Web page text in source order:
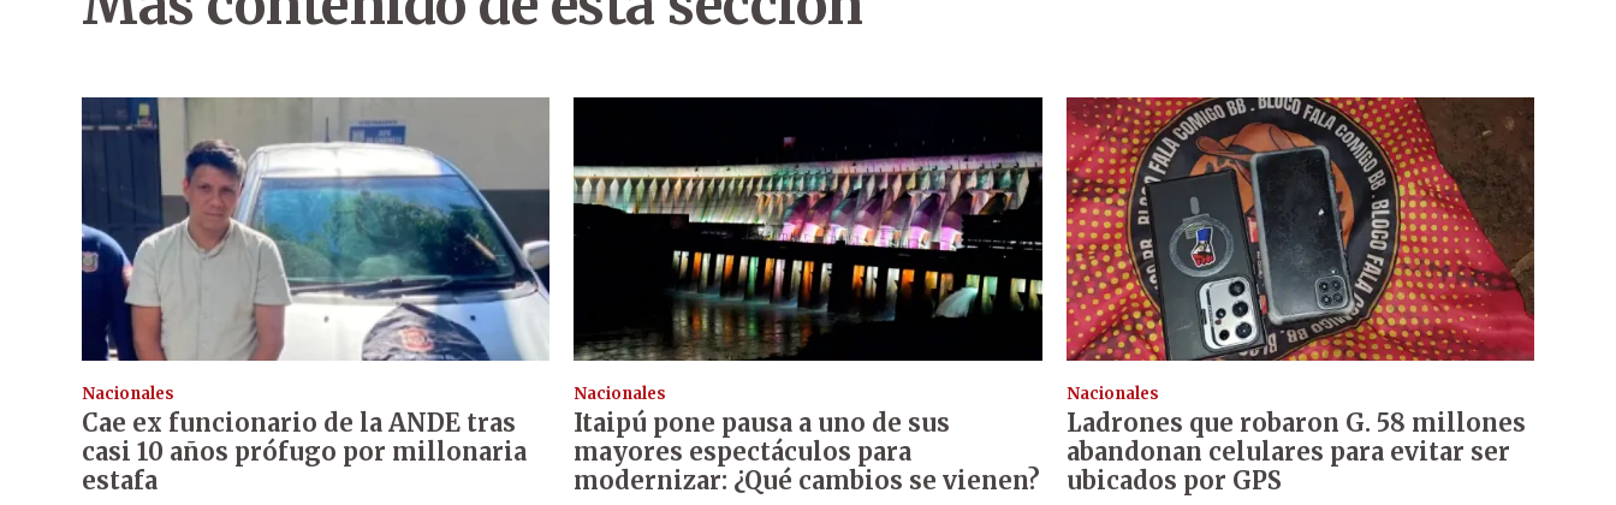
Nacionales
Cae ex funcionario de la ANDE tras
casi 10 años prófugo por millonaria
estafa
Nacionales
Itaipú pone pausa a uno de sus
mayores espectáculos para
modernizar: ¿Qué cambios se vienen?
Nacionales
Ladrones que robaron G. 58 millones
abandonan celulares para evitar ser
ubicados por GPS